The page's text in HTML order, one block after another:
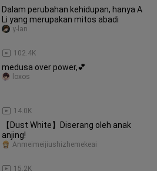
Dalam perubahan kehidupan, hanya A
Li yang merupakan mitos abadi
102.4K
y-lan
medusa over power,💕
14.0K
loxos
【Dust White】Diserang oleh anak
anjing!
15.2K
Anmeimeijiushizhemekeai